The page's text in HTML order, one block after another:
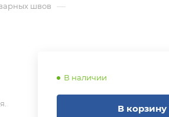
швов —
В наличии
В корзину